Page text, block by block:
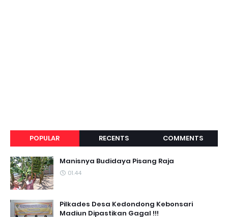
POPULAR RECENTS COMMENTS
Manisnya Budidaya Pisang Raja
01.44
Pilkades Desa Kedondong Kebonsari
Madiun Dipastikan Gagal !!!